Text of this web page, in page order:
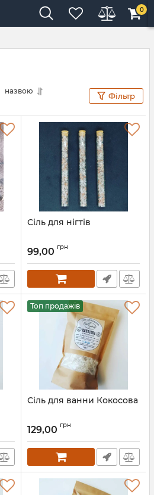
0
назвою
Фільтр
Сіль для нігтів
99,00 грн
Топ продажів
Сіль для ванни Кокосова
129,00 грн